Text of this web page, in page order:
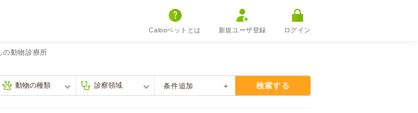
Calooペットとは 新規ユーザ登録 ログイン
の動物診療所
条件追加 検索する